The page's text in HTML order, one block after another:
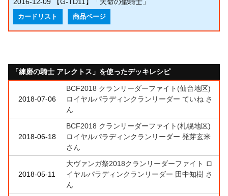
カードリスト 商品ページ
「練磨の騎士 アレクトス」を使ったデッキレシピ
2018-07-06
BCF2018 クランリーダーファイト(仙台地区)
ロイヤルパラディンクランリーダー ていね さ
ん
2018-06-18
BCF2018 クランリーダーファイト(札幌地区)
ロイヤルパラディンクランリーダー 発芽玄米
さん
2018-05-11
大ヴァンガ祭2018クランリーダーファイト ロ
イヤルパラディンクランリーダー 田中知樹 さ
ん